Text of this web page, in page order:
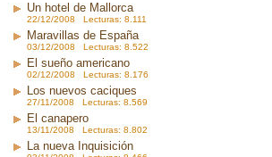
Un hotel de Mallorca
22/12/2008 Lecturas: 8.111
Maravillas de España
03/12/2008 Lecturas: 8.522
El sueño americano
02/12/2008 Lecturas: 8.176
Los nuevos caciques
27/11/2008 Lecturas: 8.569
El canapero
13/11/2008 Lecturas: 8.802
La nueva Inquisición